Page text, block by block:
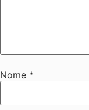
Nome *